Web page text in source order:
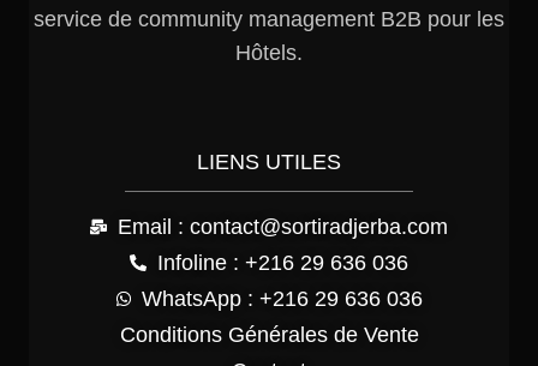
service de community management B2B pour les
Hôtels.
LIENS UTILES
Email : contact@sortiradjerba.com
Infoline : +216 29 636 036
WhatsApp : +216 29 636 036
Conditions Générales de Vente